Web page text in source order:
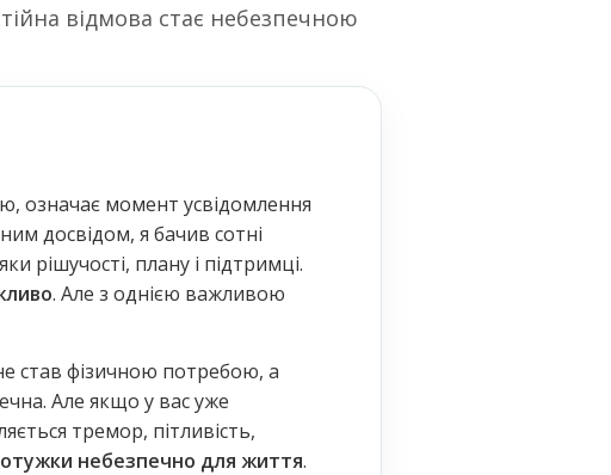
відмова стає небезпечною
означає момент усвідомлення
досвідом, я бачив сотні
рішучості, плану і підтримці.
. Але з однією важливою
став фізичною потребою, а
Але якщо у вас уже
тремор, пітливість,
небезпечно для життя.